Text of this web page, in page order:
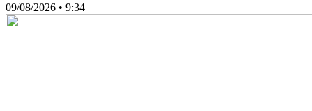
09/08/2026 • 9:34